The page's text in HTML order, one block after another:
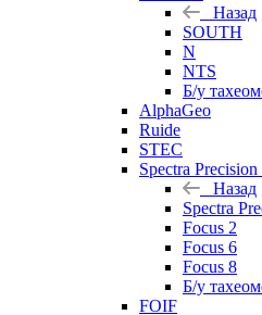
Назад
SOUTH
N
NTS
Б/у
AlphaGeo
Ruide
STEC
Spectra Precision
Назад
Spectra
Focus 2
Focus 6
Focus 8
Б/у
FOIF